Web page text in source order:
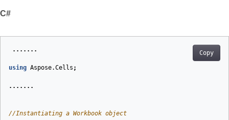
C#
Copy
.......
using Aspose.Cells ;
.......
//Instantiating a Workbook object